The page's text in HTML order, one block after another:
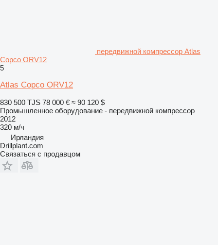
передвижной компрессор Atlas
Copco ORV12
5
Atlas Copco ORV12
830 500 TJS 78 000 € ≈ 90 120 $
Промышленное оборудование - передвижной компрессор
2012
320 м/ч
Ирландия
Drillplant.com
Связаться с продавцом